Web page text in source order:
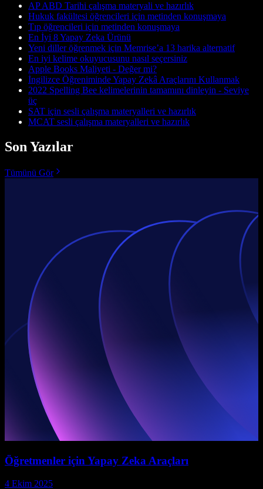
AP ABD Tarihi çalışma materyali ve hazırlık
Hukuk fakültesi öğrencileri için metinden konuşmaya
Tıp öğrencileri için metinden konuşmaya
En İyi 8 Yapay Zeka Ürünü
Yeni diller öğrenmek için Memrise’a 13 harika alternatif
En iyi kelime okuyucusunu nasıl seçersiniz
Apple Books Maliyeti - Değer mi?
İngilizce Öğreniminde Yapay Zekâ Araçlarını Kullanmak
2022 Spelling Bee kelimelerinin tamamını dinleyin - Seviye
üç
SAT için sesli çalışma materyalleri ve hazırlık
MCAT sesli çalışma materyalleri ve hazırlık
Son Yazılar
Tümünü Gör
Öğretmenler için Yapay Zeka Araçları
4 Ekim 2025